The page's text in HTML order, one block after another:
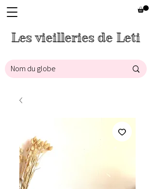
Les vieilleries de Leti